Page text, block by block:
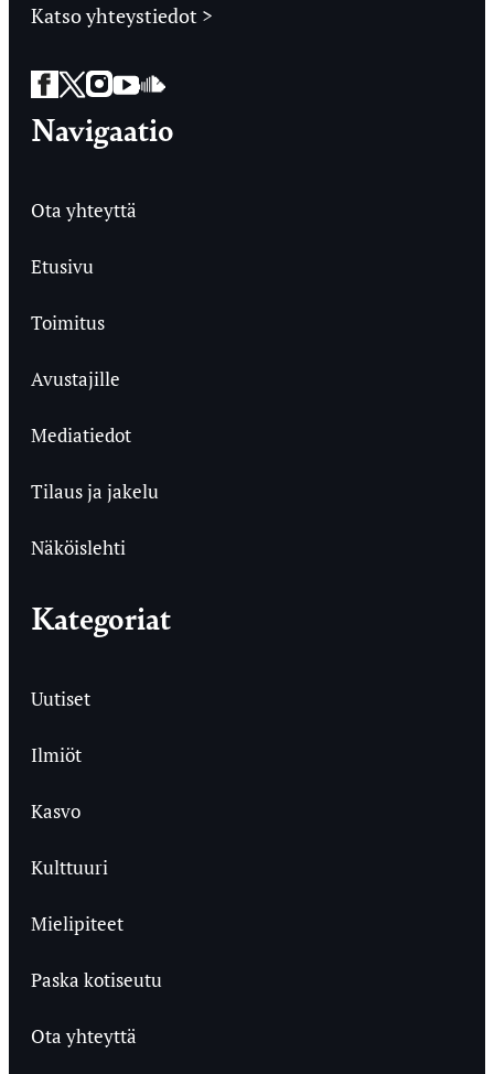
Katso yhteystiedot >
Facebook
Twitter
Instagram
YouTube
SoundCloud
Navigaatio
Ota yhteyttä
Etusivu
Toimitus
Avustajille
Mediatiedot
Tilaus ja jakelu
Näköislehti
Kategoriat
Uutiset
Ilmiöt
Kasvo
Kulttuuri
Mielipiteet
Paska kotiseutu
Ota yhteyttä